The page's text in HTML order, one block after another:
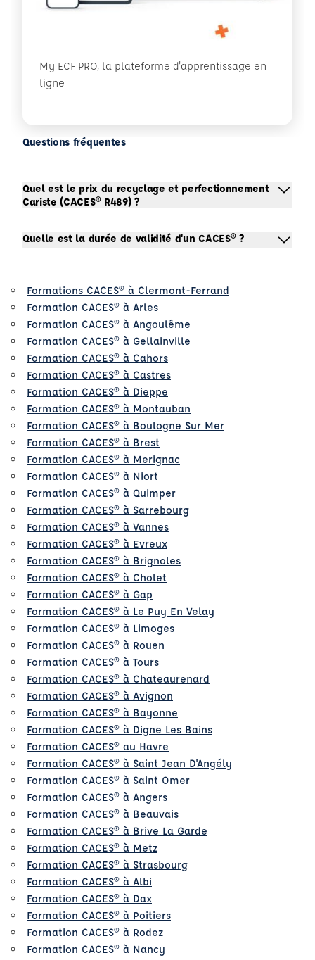
My ECF PRO, la plateforme d'apprentissage en
ligne
Questions fréquentes
Quel est le prix du recyclage et perfectionnement
Cariste (CACES® R489) ?
Quelle est la durée de validité d'un CACES® ?
Formations CACES® à Clermont-Ferrand
Formation CACES® à Arles
Formation CACES® à Angoulême
Formation CACES® à Gellainville
Formation CACES® à Cahors
Formation CACES® à Castres
Formation CACES® à Dieppe
Formation CACES® à Montauban
Formation CACES® à Boulogne Sur Mer
Formation CACES® à Brest
Formation CACES® à Merignac
Formation CACES® à Niort
Formation CACES® à Quimper
Formation CACES® à Sarrebourg
Formation CACES® à Vannes
Formation CACES® à Evreux
Formation CACES® à Brignoles
Formation CACES® à Cholet
Formation CACES® à Gap
Formation CACES® à Le Puy En Velay
Formation CACES® à Limoges
Formation CACES® à Rouen
Formation CACES® à Tours
Formation CACES® à Chateaurenard
Formation CACES® à Avignon
Formation CACES® à Bayonne
Formation CACES® à Digne Les Bains
Formation CACES® au Havre
Formation CACES® à Saint Jean D'Angély
Formation CACES® à Saint Omer
Formation CACES® à Angers
Formation CACES® à Beauvais
Formation CACES® à Brive La Garde
Formation CACES® à Metz
Formation CACES® à Strasbourg
Formation CACES® à Albi
Formation CACES® à Dax
Formation CACES® à Poitiers
Formation CACES® à Rodez
Formation CACES® à Nancy